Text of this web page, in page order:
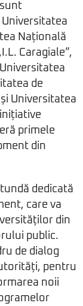
Națională
Caragiale”,
de
Universitatea
primele
din
dedicată
care va
din
public.
de dialog
pentru
noii